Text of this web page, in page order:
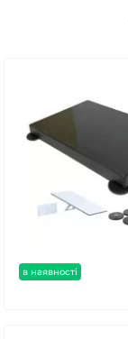
в наявності